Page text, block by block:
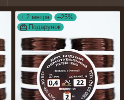
+ 2 метра
–25%
Подарунок